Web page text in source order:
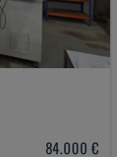
84.000 €